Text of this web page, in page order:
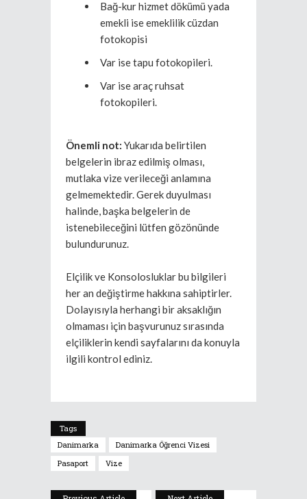
Bağ-kur hizmet dökümü yada
emekli ise emeklilik cüzdan
fotokopisi
Var ise tapu fotokopileri.
Var ise araç ruhsat
fotokopileri.
Önemli not: Yukarıda belirtilen
belgelerin ibraz edilmiş olması,
mutlaka vize verileceği anlamına
gelmemektedir. Gerek duyulması
halinde, başka belgelerin de
istenebileceğini lütfen gözönünde
bulundurunuz.
Elçilik ve Konsolosluklar bu bilgileri
her an değiştirme hakkına sahiptirler.
Dolayısıyla herhangi bir aksaklığın
olmaması için başvurunuz sırasında
elçiliklerin kendi sayfalarını da konuyla
ilgili kontrol ediniz.
Tags
Danimarka
Danimarka Öğrenci Vizesi
Pasaport
Vize